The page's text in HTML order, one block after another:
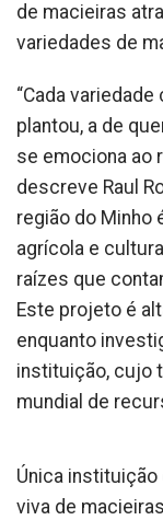
de macieiras
variedades de
“Cada
plantou, a de
se emociona ao
descreve Raul
região do Minho
agrícola e
raízes que
Este projeto é
enquanto
instituição, cujo
mundial de
Única
viva de macieiras